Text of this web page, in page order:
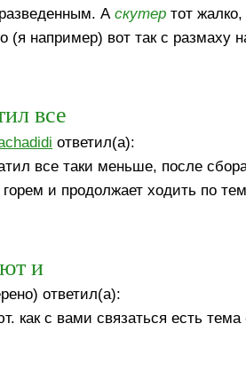
Аскутер тот
(я например) вот так с размаху
все
ответил(а):
все таки меньше, после
горем и продолжает ходить по
и
ответил(а):
как с вами связаться есть